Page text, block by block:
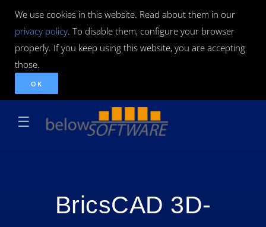
We use cookies in this website. Read about them in our
privacy policy. To disable them, configure your browser
properly. If you keep using this website, you are accepting
those.
OK
☰
BricsCAD 3D-